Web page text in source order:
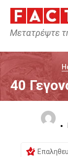
Μετατρέψτε
40